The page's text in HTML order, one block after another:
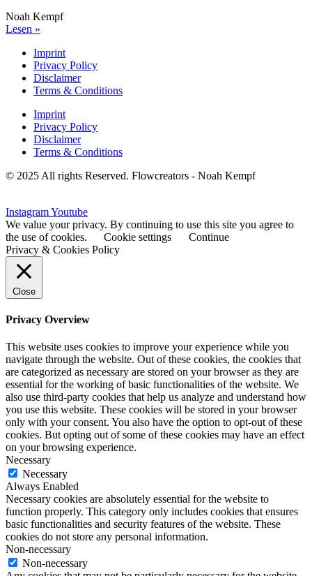
Noah Kempf
Lesen »
Imprint
Privacy Policy
Disclaimer
Terms & Conditions
Imprint
Privacy Policy
Disclaimer
Terms & Conditions
© 2025 All rights Reserved. Flowcreators - Noah Kempf
InstagramYoutube
We value your privacy. By continuing to use this site you agree to
the use of cookies.
Cookie settings
Continue
Privacy & Cookies Policy
Close
Privacy Overview
This website uses cookies to improve your experience while you
navigate through the website. Out of these cookies, the cookies that
are categorized as necessary are stored on your browser as they are
essential for the working of basic functionalities of the website. We
also use third-party cookies that help us analyze and understand how
you use this website. These cookies will be stored in your browser
only with your consent. You also have the option to opt-out of these
cookies. But opting out of some of these cookies may have an effect
on your browsing experience.
Necessary
Necessary
Always Enabled
Necessary cookies are absolutely essential for the website to
function properly. This category only includes cookies that ensures
basic functionalities and security features of the website. These
cookies do not store any personal information.
Non-necessary
Non-necessary